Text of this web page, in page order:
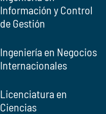
Información y Control
de Gestión
Ingeniería en Negocios
Internacionales
Licenciatura en
Ciencias